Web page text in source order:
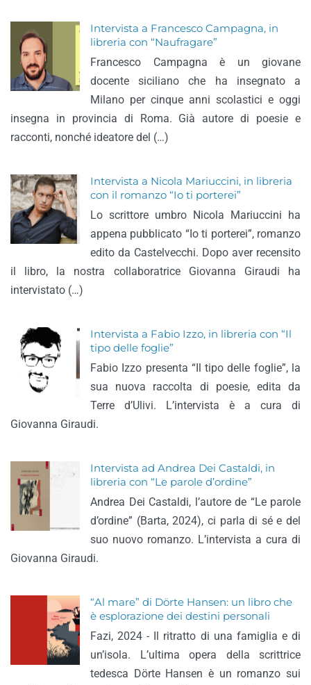
Intervista a Francesco Campagna, in
libreria con “Naufragare”
Francesco Campagna è un giovane
docente siciliano che ha insegnato a
Milano per cinque anni scolastici e oggi
insegna in provincia di Roma. Già autore di poesie e
racconti, nonché ideatore del (…)
Intervista a Nicola Mariuccini, in libreria
con il romanzo “Io ti porterei”
Lo scrittore umbro Nicola Mariuccini ha
appena pubblicato “Io ti porterei”, romanzo
edito da Castelvecchi. Dopo aver recensito
il libro, la nostra collaboratrice Giovanna Giraudi ha
intervistato (…)
Intervista a Fabio Izzo, in libreria con “Il
tipo delle foglie”
Fabio Izzo presenta “Il tipo delle foglie”, la
sua nuova raccolta di poesie, edita da
Terre d’Ulivi. L’intervista è a cura di
Giovanna Giraudi.
Intervista ad Andrea Dei Castaldi, in
libreria con “Le parole d’ordine”
Andrea Dei Castaldi, l’autore de “Le parole
d’ordine” (Barta, 2024), ci parla di sé e del
suo nuovo romanzo. L’intervista a cura di
Giovanna Giraudi.
“Al mare” di Dörte Hansen: un libro che
è esplorazione dei destini personali
Fazi, 2024 - Il ritratto di una famiglia e di
un’isola. L’ultima opera della scrittrice
tedesca Dörte Hansen è un romanzo sui